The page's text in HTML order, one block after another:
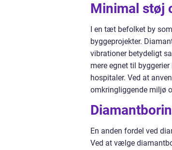
Minimal støj
I en tæt befolket by
byggeprojekter.
vibrationer betydeligt
mere egnet til
hospitaler. Ved at
omkringliggende miljø
En anden fordel ved
Ved at vælge